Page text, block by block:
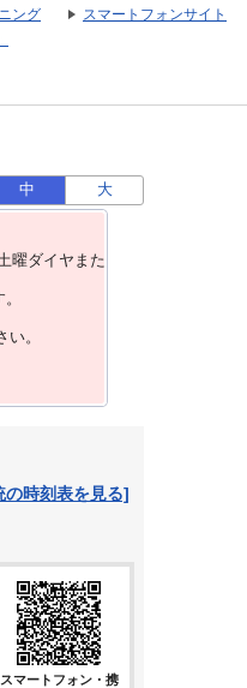
ング
スマートフォンサイト
中 大
曜ダイヤまた
い。
時刻表を見る]
スマートフォン・携